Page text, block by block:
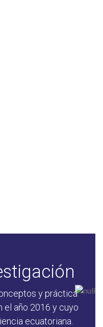
y práctica
el año 2016 y cuyo
ecuatoriana.